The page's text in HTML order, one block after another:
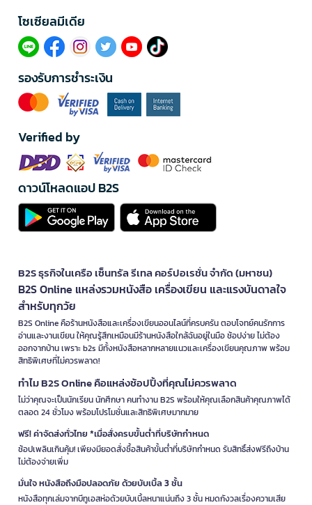
โซเซียลมีเดีย​
รองรับการชำระเงิน
Verified by
ดาวน์โหลดแอป B2S
B2S ธุรกิจในเครือ เซ็นทรัล รีเทล คอร์ปอเรชั่น จำกัด (มหาชน)
B2S Online แหล่งรวมหนังสือ เครื่องเขียน และแรงบันดาลใจ
สำหรับทุกวัย
B2S Online คือร้านหนังสือและเครื่องเขียนออนไลน์ที่ครบครัน ตอบโจทย์คนรักการ
อ่านและงานเขียน ให้คุณรู้สึกเหมือนมีร้านหนังสือใกล้ฉันอยู่ในมือ ช้อปง่าย ไม่ต้อง
ออกจากบ้าน เพราะ b2s มีทั้งหนังสือหลากหลายแนวและเครื่องเขียนคุณภาพ พร้อม
สิทธิพิเศษที่ไม่ควรพลาด!
ทำไม B2S Online คือแหล่งช้อปปิ้งที่คุณไม่ควรพลาด
ไม่ว่าคุณจะเป็นนักเรียน นักศึกษา คนทำงาน B2S พร้อมให้คุณเลือกสินค้าคุณภาพได้
ตลอด 24 ชั่วโมง พร้อมโปรโมชั่นและสิทธิพิเศษมากมาย
ฟรี! ค่าจัดส่งทั่วไทย *เมื่อสั่งครบขั้นต่ำที่บริษัทกำหนด
ช้อปเพลินเกินคุ้ม! เพียงมียอดสั่งซื้อสินค้าขั้นต่ำที่บริษัทกำหนด รับสิทธิ์ส่งฟรีถึงบ้าน
ไม่ต้องจ่ายเพิ่ม
มั่นใจ หนังสือถึงมือปลอดภัย ด้วยบับเบิ้ล 3 ชั้น
หนังสือทุกเล่มจากบีทูเอสห่อด้วยบับเบิ้ลหนาแน่นถึง 3 ชั้น หมดกังวลเรื่องความเสีย